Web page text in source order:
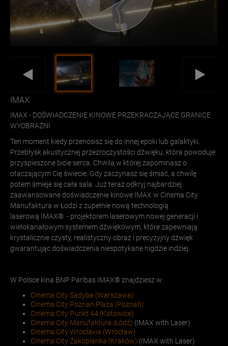
IMAX
IMAX - DOŚWIADCZENIE KINOWE PRZEKRACZAJĄCE GRANICE
WYOBRAŹNI
Ten moment kiedy przenosisz się do innej epoki lub galaktyki.
Przebłysk akustycznej przezroczystości dźwięku, która powoduje
przyspieszone bicie serca. Chwila w której zapominasz o
otaczającym Cię świecie. Gdy zaczynasz się śmiać, a chwilę
potem śmieje się cała sala. Już teraz odkryj najbardziej
zaawansowane doświadczenie kinowe IMAX w Cinema City
Manufaktura w Łodzi z zupełnie nową technologią
laserową IMAX® - projektorem laserowym nowej generacji i
wielokanałowym systemem dźwiękowym, które zapewniają
krystalicznie czysty, realistyczny obraz i precyzyjny dźwięk
gwarantując doświadczenia niespotykane nigdzie indziej.
W Polsce kina BNP Paribas IMAX® znajdziesz w:
Cinema City Sadyba (Warszawa)
Cinema City Poznań Plaza (Poznań)
Cinema City Punkt 44 (Katowice)
Cinema City Manufaktura (Łódź) (IMAX with Laser)
Cinema City Wroclavia (Wrocław)
Cinema City Zakopianka (Kraków) (IMAX with Laser)